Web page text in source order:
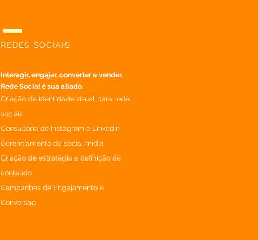
REDES SOCIAIS
Interagir, engajar, converter e vender.
Rede Social é sua aliado.
Criação de identidade visual para rede
sociais
Consultoria de Instagram e Linkedin
Gerenciamento de social midia
Criação de estratégia e definição de
conteúdo
Campanhas de Engajamento e
Conversão